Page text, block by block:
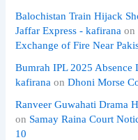
Balochistan Train Hijack
Jaffar Express - kafirana on
Exchange of Fire Near
Bumrah IPL 2025 Absence
kafirana onDhoni Morse
Ranveer Guwahati Drama
on Samay Raina Court
10